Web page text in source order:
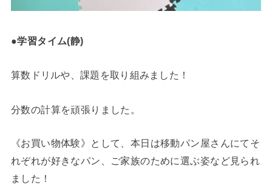
●学習タイム(静)
算数ドリルや、課題を取り組みました！
分数の計算を頑張りました。
《お買い物体験》として、本日は移動パン屋さんにてそ
れぞれが好きなパン、ご家族のために選ぶ姿など見られ
ました！